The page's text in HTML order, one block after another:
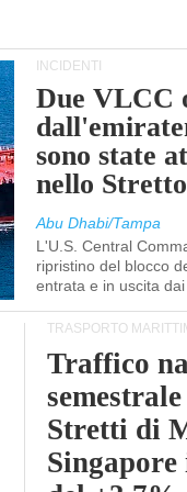
INCIDENTI
Due VLCC
sono state
nello
Abu Dhabi/Tampa
L'U.S. Central
ripristino del blocco
entrata e in uscita
TRASPORTO
Traffico
Stretti di